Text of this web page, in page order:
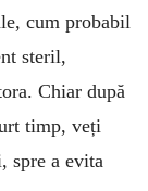
cum probabil
steril,
Chiar după
timp, veți
spre a evita